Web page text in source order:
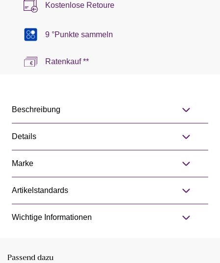
Kostenlose Retoure
9 °Punkte sammeln
Ratenkauf **
Beschreibung
Details
Marke
Artikelstandards
Wichtige Informationen
Passend dazu